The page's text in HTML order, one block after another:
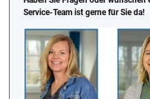
Service-Team ist gerne für Sie da!